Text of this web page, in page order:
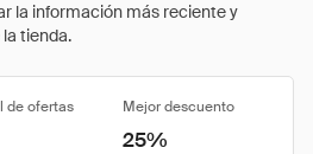
la información más reciente y
tienda.
de ofertas Mejor descuento
25%